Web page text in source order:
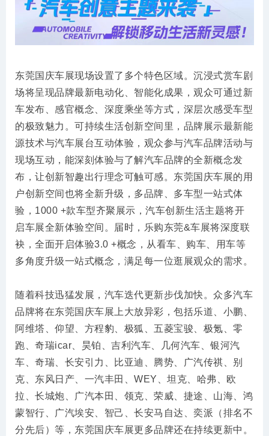
东莞国庆车展现场设置了多个特色区域。沉浸式赏车剧
场将呈现品牌最新电动化、智能化成果，观众可通过新
车发布、感官概念、深度乘坐等方式，深层次感受车型
的极致魅力。可持续生活创新空间里，品牌展示最新能
源技术与汽车展台互动体验，观众参与汽车品牌活动与
现场互动，能深刻体验与了解汽车品牌的全新概念发
布，让创新智趣出行理念可触可感。东莞国庆车展的用
户创新空间也将全新升级，多品牌、多车型一站式体
验，1000 +款车型齐聚展示，汽车创新生活主题将开
启车展全新体验空间。届时，乐购东莞&车展将深度联
袂，全面开启体验3.0 +概念，从看车、购车、用车等
多角度升级一站式概念，满足每一位逛展观众的需求。
随着科技迅猛发展，汽车迭代更新步伐加快。众多汽车
品牌将在东莞国庆车展上大放异彩，包括乐道、小鹏、
阿维塔、仰望、方程豹、极狐、五菱宝骏、极氪、零
跑、奇瑞icar、昊铂、吉利汽车、几何汽车、银河汽
车、奇瑞、长安引力、比亚迪、腾势、广汽传祺、别
克、东风日产、一汽丰田、WEY、坦克、哈弗、欧
拉、长城炮、广汽本田、领克、荣威、捷途、山海、鸿
蒙智行、广汽埃安、智己、长安马自达、奕派（排名不
分先后）等，东莞国庆车展更多品牌还在持续更新中。